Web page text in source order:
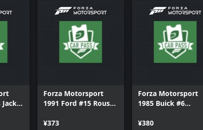
Jackie
Forza Motorsport
1991 Ford #15 Roush
Mustang
¥373
Forza Motorsport
1985 Buick #6
Motorsports
¥380